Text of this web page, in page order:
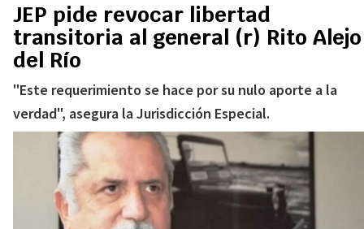
JEP pide revocar libertad
transitoria al general (r) Rito Alejo
del Río
"Este requerimiento se hace por su nulo aporte a la
verdad", asegura la Jurisdicción Especial.